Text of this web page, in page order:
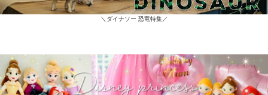
＼ダイナソー 恐竜特集／